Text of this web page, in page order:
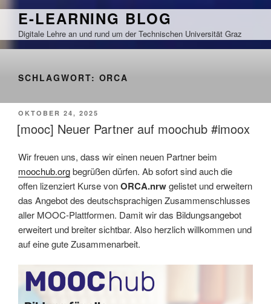
Zum
springen
E-LEARNING BLOG
Digitale Lehre an und rund um der Technischen Universität Graz
SCHLAGWORT: ORCA
VERÖFFENTLICHT
AM
OKTOBER 24, 2025
[mooc] Neuer Partner auf moochub #imoox
Wir freuen uns, dass wir einen neuen Partner beim
moochub.orgbegrüßen dürfen. Ab sofort sind auch die
offen lizenziert Kurse vonORCA.nrwgelistet und erweitern
das Angebot des deutschsprachigen Zusammenschlusses
aller MOOC-Plattformen. Damit wir das Bildungsangebot
erweitert und breiter sichtbar. Also herzlich willkommen und
auf eine gute Zusammenarbeit.